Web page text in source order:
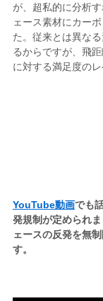
が、超私的に分析
ェース素材にカー
た。従来とは異な
るからですが、飛
に対する満足度の
YouTube動画でも
発規制が定められ
ェースの反発を無
す。